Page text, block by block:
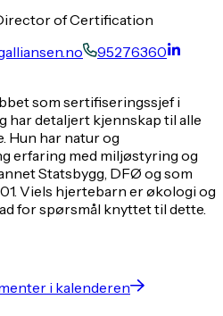
of Certification
95276360
som sertifiseringssjef i
har detaljert kjennskap til alle
Hun har natur og
erfaring med miljøstyring og
Statsbygg, DFØ og som
Viels hjertebarn er økologi og
for spørsmål knyttet til dette.
i kalenderen